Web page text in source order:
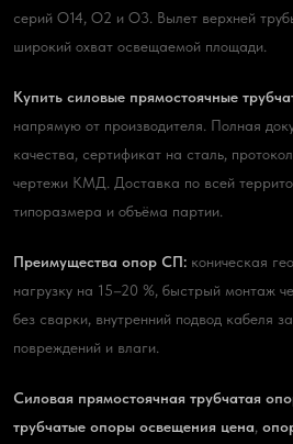
серий О14, О2 и О3. Вылет верхней трубы до 5250 мм обеспечивает
широкий охват освещаемой площади.
Купить силовые прямостоячные
напрямую от производителя. Полная документация: паспорт
качества, сертификат на сталь,
чертежи КМД. Доставка по всей территории РФ. Цена зависит от
типоразмера и объёма партии.
Преимущества опор СП: коническая
нагрузку на 15–20 %, быстрый монтаж через фланцевое соединение
без сварки, внутренний подвод кабеля защищает электросеть от
повреждений и влаги.
Силовая прямостоячная трубчатая
трубчатые опоры освещения цена,